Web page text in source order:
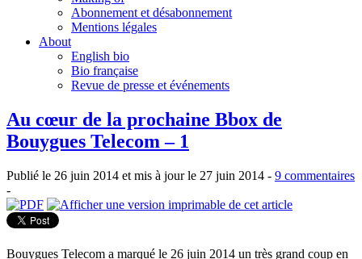
Abonnement et désabonnement
Mentions légales
About
English bio
Bio française
Revue de presse et événements
Au cœur de la prochaine Bbox de
Bouygues Telecom – 1
Publié le 26 juin 2014 et mis à jour le 27 juin 2014 - 9 commentaires
-
Bouygues Telecom a marqué le 26 juin 2014 un très grand coup en